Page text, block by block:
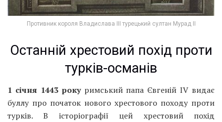
Противник короля Владислава III турецький султан Мурад II
Останній хрестовий похід проти
турків-османів
1 січня 1443 рокуримський папа Євгеній IV видає
буллу про початок нового хрестового походу проти
турків. В історіографії цей хрестовий похід